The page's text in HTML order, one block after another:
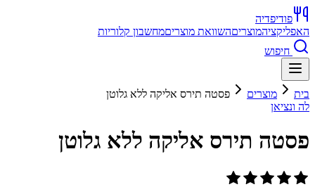
פודיפדיה
האפליקציהמוצריםהשוואת מוצריםמחשבון קלוריות
חיפוש
בית מוצרים
פסטה תירס אליקה ללא גלוטן
לה ונציאן
פסטה תירס אליקה ללא גלוטן